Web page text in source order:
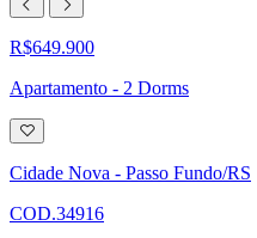
R$649.900
Apartamento - 2 Dorms
Adicionar
à
lista
de
Cidade Nova - Passo Fundo/RS
COD.34916